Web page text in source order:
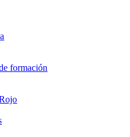
formación